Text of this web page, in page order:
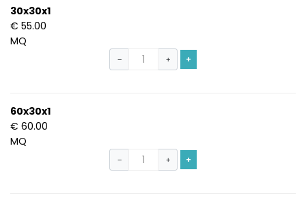
30x30x1
€ 55.00
MQ
− + +
60x30x1
€ 60.00
MQ
− + +